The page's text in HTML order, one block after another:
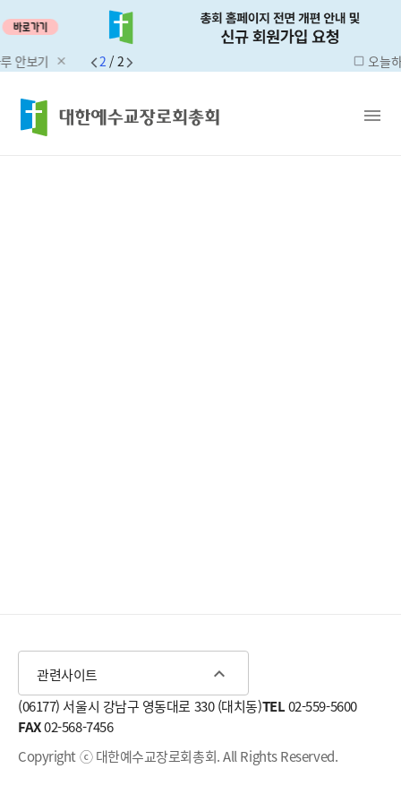
기 close 2 오늘하루
menu
(06177) 서울시 강남구 영동대로 330 (대치동)TEL02-559-5600
FAX02-568-7456
Copyright ⓒ 대한예수교장로회총회. All Rights Reserved.
관련사이트 expand_less